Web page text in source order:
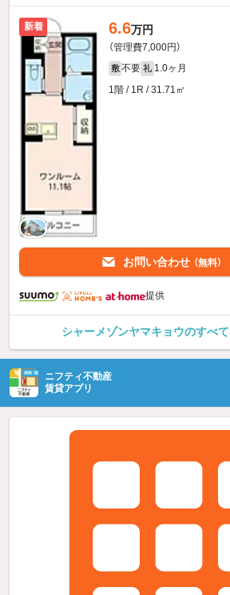
新着 6.6万円
（管理費7,000円）
敷 不要 礼 1.0ヶ月
1階 / 1R / 31.71㎡
お問い合わせ （無料）
提供
シャーメゾンヤマキョウのすべ
ニフティ不動産
賃貸アプリ